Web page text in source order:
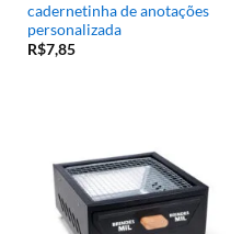
cadernetinha de anotações
personalizada
R$7,85